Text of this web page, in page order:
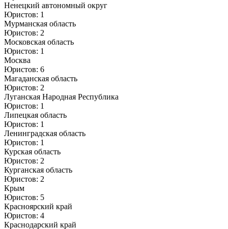
Ненецкий автономный округ
Юристов: 1
Мурманская область
Юристов: 2
Московская область
Юристов: 1
Москва
Юристов: 6
Магаданская область
Юристов: 2
Луганская Народная Республика
Юристов: 1
Липецкая область
Юристов: 1
Ленинградская область
Юристов: 1
Курская область
Юристов: 2
Курганская область
Юристов: 2
Крым
Юристов: 5
Красноярский край
Юристов: 4
Краснодарский край